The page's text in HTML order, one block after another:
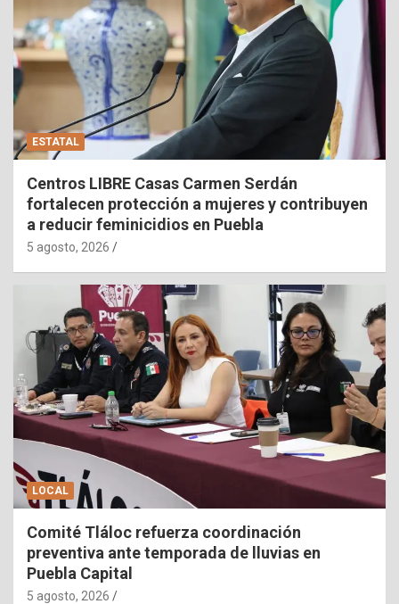
ESTATAL
Centros LIBRE Casas Carmen Serdán
fortalecen protección a mujeres y contribuyen
a reducir feminicidios en Puebla
5 agosto, 2026
LOCAL
Comité Tláloc refuerza coordinación
preventiva ante temporada de lluvias en
Puebla Capital
5 agosto, 2026